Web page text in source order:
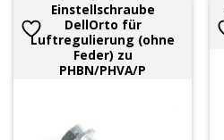
Einstellschraube
DellOrto für
Luftregulierung (ohne
Feder) zu
PHBN/PHVA/P